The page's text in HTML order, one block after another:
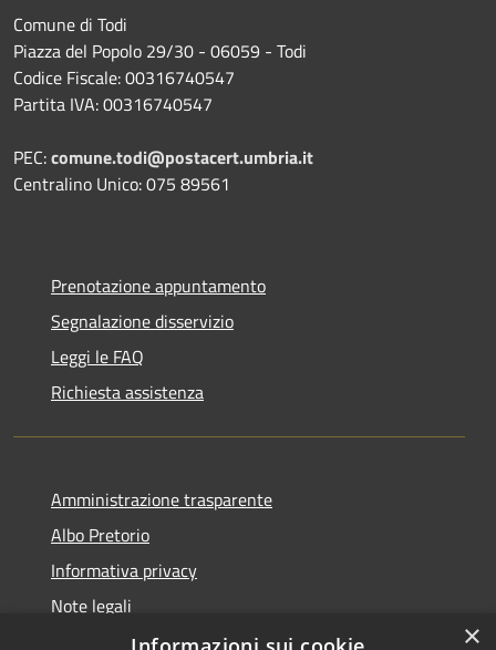
Comune di Todi
Piazza del Popolo 29/30 - 06059 - Todi
Codice Fiscale: 00316740547
Partita IVA: 00316740547
PEC:comune.todi@postacert.umbria.it
Centralino Unico: 075 89561
Prenotazione appuntamento
Segnalazione disservizio
Leggi le FAQ
Richiesta assistenza
Amministrazione trasparente
Albo Pretorio
Informativa privacy
Note legali
Dichiarazione di accessibilità
×